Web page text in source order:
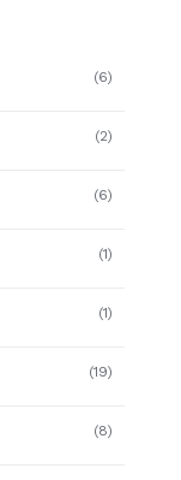
(6)
(2)
(6)
(1)
(1)
(19)
(8)